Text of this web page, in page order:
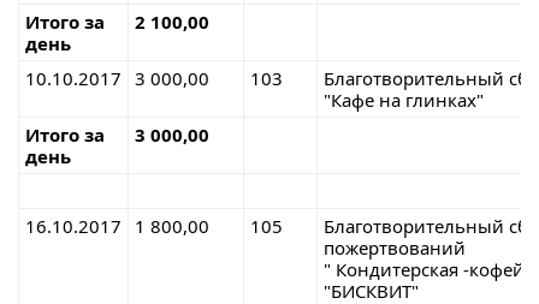
Итого за
день
2 100,00
10.10.2017 3 000,00 103
Благотворительный
"Кафе на глинках"
Итого за
день
3 000,00
16.10.2017 1 800,00 105
Благотворительный
" Кондитерская -
"БИСКВИТ"